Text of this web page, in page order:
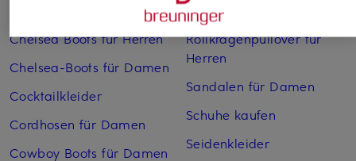
Cabanjacken für Damen
Chelsea Boots für Herren
Chelsea-Boots für Damen
Cocktailkleider
Cordhosen für Damen
Cowboy Boots für Damen
Pullover für Damen
Rollkragenpullover für
Herren
Sandalen für Damen
Schuhe kaufen
Seidenkleider